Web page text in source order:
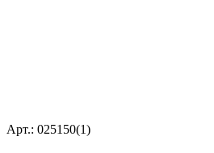
Арт.: 025150(1)